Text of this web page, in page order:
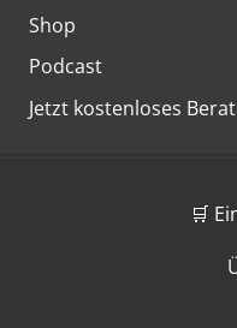
Shop
Podcast
Jetzt kostenloses
🛒